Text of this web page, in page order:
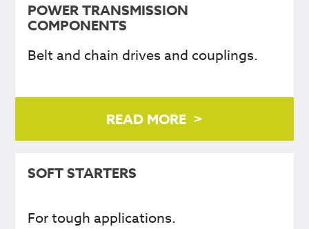
POWER TRANSMISSION
COMPONENTS
Belt and chain drives and couplings.
READ MORE
SOFT STARTERS
For tough applications.